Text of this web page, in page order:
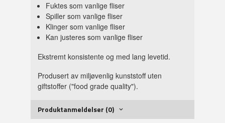
Fuktes som vanlige fliser
Spiller som vanlige fliser
Klinger som vanlige fliser
Kan justeres som vanlige fliser
Ekstremt konsistente og med lang levetid.
Produsert av miljøvenlig kunststoff uten
giftstoffer ("food grade quality").
Produktanmeldelser (0)